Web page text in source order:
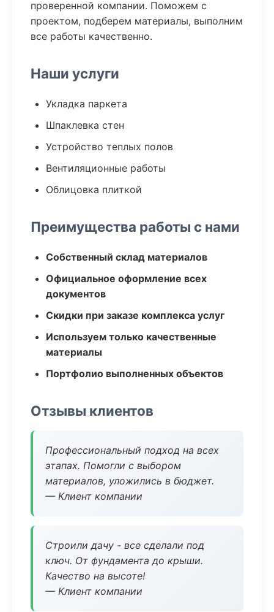
проверенной компании. Поможем с
проектом, подберем материалы, выполним
все работы качественно.
Наши услуги
Укладка паркета
Шпаклевка стен
Устройство теплых полов
Вентиляционные работы
Облицовка плиткой
Преимущества работы с нами
Собственный склад материалов
Официальное оформление всех
документов
Скидки при заказе комплекса услуг
Используем только качественные
материалы
Портфолио выполненных объектов
Отзывы клиентов
Профессиональный подход на всех
этапах. Помогли с выбором
материалов, уложились в бюджет.
— Клиент компании
Строили дачу - все сделали под
ключ. От фундамента до крыши.
Качество на высоте!
— Клиент компании